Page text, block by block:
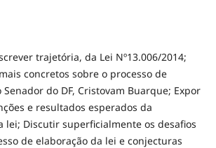
trajetória, da Lei Nº13.006/2014;
concretos sobre o processo de
do DF, Cristovam Buarque; Expor
e resultados esperados da
lei; Discutir superficialmente os desafios
de elaboração da lei e conjecturas